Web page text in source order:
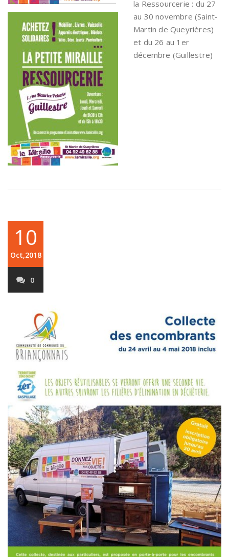
la Ressourcerie : du 27
au 30 novembre (Saint-
Martin de Queyrières)
et du 26 au 1er
décembre (Guillestre)
10
Oct,2018
0